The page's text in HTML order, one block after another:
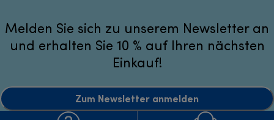
Melden Sie sich zu unserem Newsletter an
und erhalten Sie 10 % auf Ihren nächsten
Einkauf!
Zum Newsletter anmelden